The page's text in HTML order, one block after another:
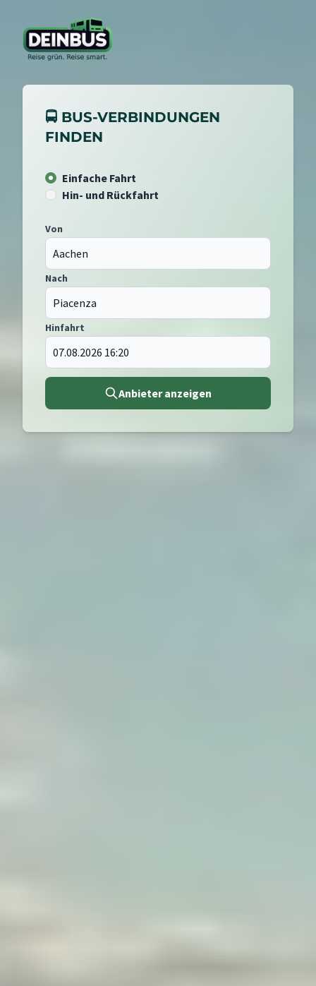
🚍 BUS-VERBINDUNGEN
FINDEN
Einfache Fahrt
Hin- und Rückfahrt
Von
Nach
Hinfahrt
Anbieter anzeigen